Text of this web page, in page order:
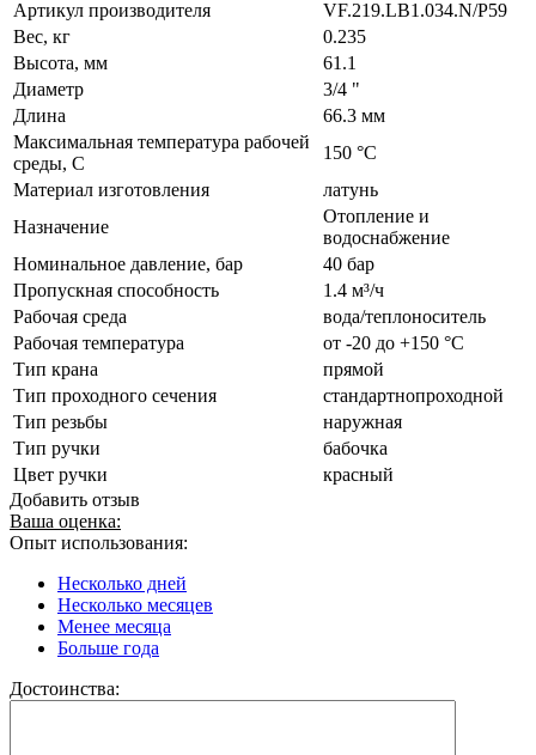
Артикул производителя
VF.219.LB1.034.N/P59
Вес, кг
0.235
Высота, мм
61.1
Диаметр
3/4 "
Длина
66.3 мм
Максимальная температура рабочей
среды, С
150 °C
Материал изготовления
латунь
Назначение
Отопление и
водоснабжение
Номинальное давление, бар
40 бар
Пропускная способность
1.4 м³/ч
Рабочая среда
вода/теплоноситель
Рабочая температура
от -20 до +150 °C
Тип крана
прямой
Тип проходного сечения
стандартнопроходной
Тип резьбы
наружная
Тип ручки
бабочка
Цвет ручки
красный
Добавить отзыв
Ваша оценка:
Опыт использования:
Несколько дней
Несколько месяцев
Менее месяца
Больше года
Достоинства: